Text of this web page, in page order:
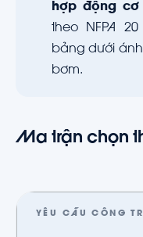
hợp động cơ
theo NFPA
bảng dưới
bơm.
Ma trận chọn
YÊU CẦU CÔNG